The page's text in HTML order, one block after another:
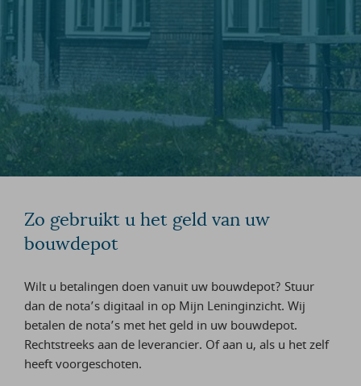
Zo gebruikt u het geld van uw
bouwdepot
Wilt u betalingen doen vanuit uw bouwdepot? Stuur
dan de nota’s digitaal in op Mijn Leninginzicht. Wij
betalen de nota’s met het geld in uw bouwdepot.
Rechtstreeks aan de leverancier. Of aan u, als u het zelf
heeft voorgeschoten.